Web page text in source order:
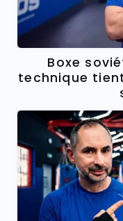
Boxe
technique